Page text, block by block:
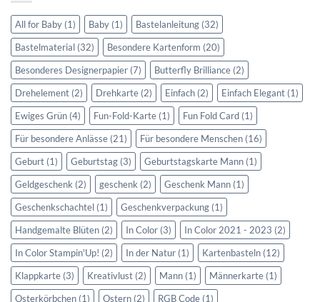
All for Baby (1) Baby (1) Bastelanleitung (32)
Bastelmaterial (32) Besondere Kartenform (20)
Besonderes Designerpapier (7) Butterfly Brilliance (2)
Drehelement (2) Drehkarte (2) Einfach (2) Einfach Elegant (1)
Ewiges Grün (4) Fun-Fold-Karte (1) Fun Fold Card (1)
Für besondere Anlässe (21) Für besondere Menschen (16)
Geburt (1) Geburtstag (3) Geburtstagskarte Mann (1)
Geldgeschenk (2) geschenk (2) Geschenk Mann (1)
Geschenkschachtel (1) Geschenkverpackung (1)
Handgemalte Blüten (2) In Color (3) In Color 2021 - 2023 (2)
In Color Stampin'Up! (2) In der Natur (1) Kartenbasteln (12)
Klappkarte (3) Kreativlust (2) Mann (1) Männerkarte (1)
Osterkörbchen (1) Ostern (2) RGB Code (1)